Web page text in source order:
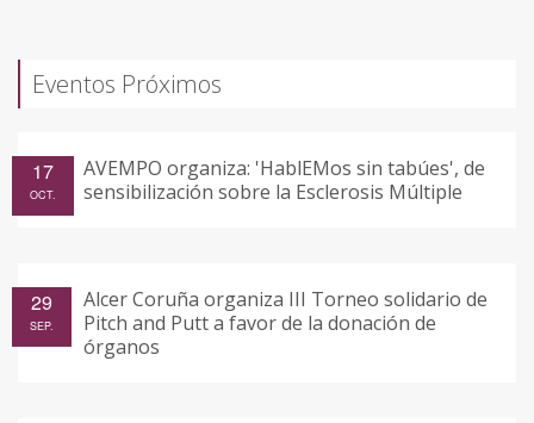
Eventos Próximos
AVEMPO organiza: 'HablEMos sin tabúes', de
sensibilización sobre la Esclerosis Múltiple
17
OCT.
Alcer Coruña organiza III Torneo solidario de
Pitch and Putt a favor de la donación de
órganos
29
SEP.